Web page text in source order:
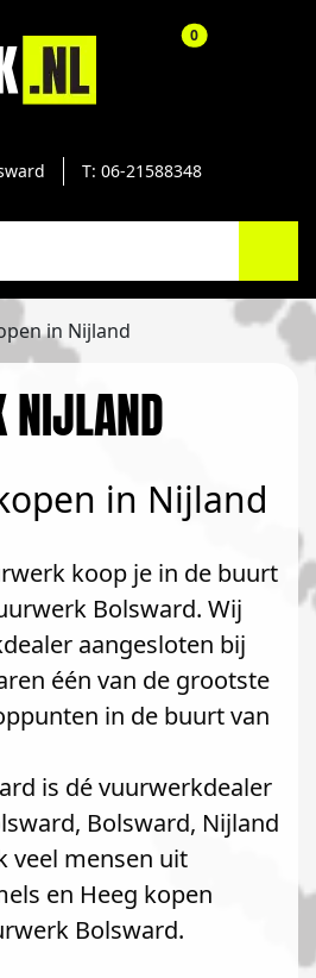
T: 06-21588348
0aantal
in Nijland
NIJLAND
in Nijland
koop je in de buurt
Bolsward. Wij
aangesloten bij
één van de grootste
in de buurt van
is dé vuurwerkdealer
Bolsward, Nijland
veel mensen uit
en Heeg kopen
Bolsward.